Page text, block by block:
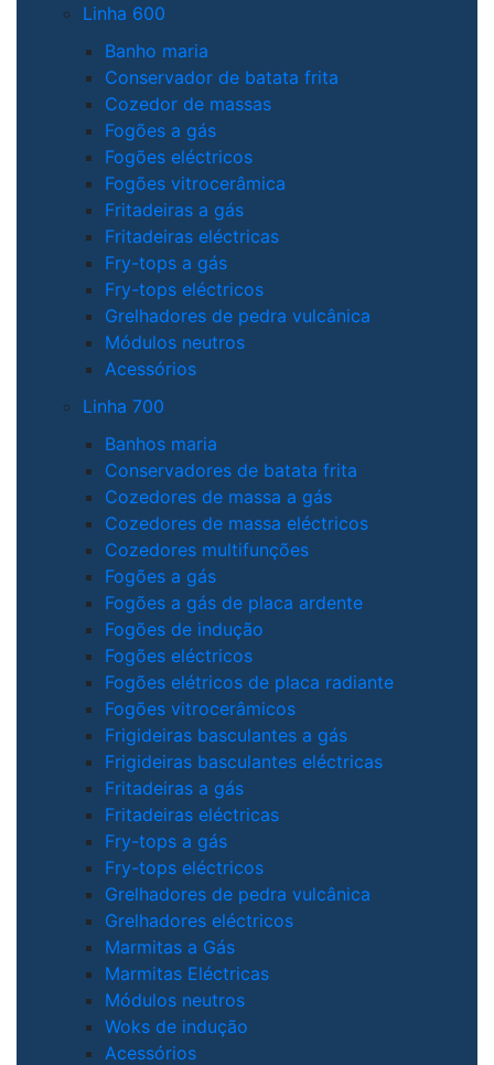
Linha 600
Banho maria
Conservador de batata frita
Cozedor de massas
Fogões a gás
Fogões eléctricos
Fogões vitrocerâmica
Fritadeiras a gás
Fritadeiras eléctricas
Fry-tops a gás
Fry-tops eléctricos
Grelhadores de pedra vulcânica
Módulos neutros
Acessórios
Linha 700
Banhos maria
Conservadores de batata frita
Cozedores de massa a gás
Cozedores de massa eléctricos
Cozedores multifunções
Fogões a gás
Fogões a gás de placa ardente
Fogões de indução
Fogões eléctricos
Fogões elétricos de placa radiante
Fogões vitrocerâmicos
Frigideiras basculantes a gás
Frigideiras basculantes eléctricas
Fritadeiras a gás
Fritadeiras eléctricas
Fry-tops a gás
Fry-tops eléctricos
Grelhadores de pedra vulcânica
Grelhadores eléctricos
Marmitas a Gás
Marmitas Eléctricas
Módulos neutros
Woks de indução
Acessórios